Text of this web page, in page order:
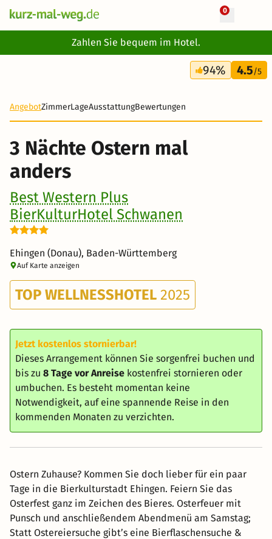
0
Zahlen Sie bequem im Hotel.
4 Tage
257 €
94% 4.5/5
AngebotZimmerLageAusstattungBewertungen
3 Nächte Ostern mal
anders
Best Western Plus
BierKulturHotel Schwanen
Ehingen (Donau), Baden-Württemberg
Auf Karte anzeigen
TOP WELLNESSHOTEL 2025
Jetzt kostenlos stornierbar!
Dieses Arrangement können Sie sorgenfrei buchen und
bis zu 8 Tage vor Anreise kostenfrei stornieren oder
umbuchen. Es besteht momentan keine
Notwendigkeit, auf eine spannende Reise in den
kommenden Monaten zu verzichten.
Ostern Zuhause? Kommen Sie doch lieber für ein paar
Tage in die Bierkulturstadt Ehingen. Feiern Sie das
Osterfest ganz im Zeichen des Bieres. Osterfeuer mit
Punsch und anschließendem Abendmenü am Samstag;
Statt Ostereiersuche gibt’s eine Bierflaschensuche &